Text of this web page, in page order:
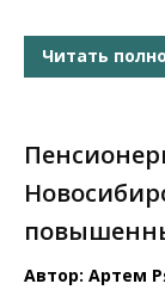
Читать
Автор: Артем